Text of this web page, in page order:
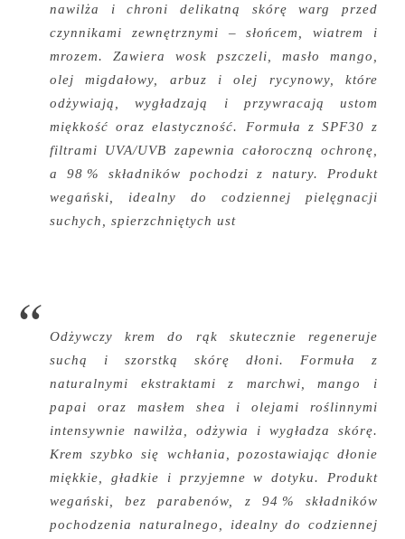
nawilża i chroni delikatną skórę warg przed
czynnikami zewnętrznymi – słońcem, wiatrem i
mrozem. Zawiera wosk pszczeli, masło mango,
olej migdałowy, arbuz i olej rycynowy, które
odżywiają, wygładzają i przywracają ustom
miękkość oraz elastyczność. Formuła z SPF30 z
filtrami UVA/UVB zapewnia całoroczną ochronę,
a 98 % składników pochodzi z natury. Produkt
wegański, idealny do codziennej pielęgnacji
suchych, spierzchniętych ust
Odżywczy krem do rąk skutecznie regeneruje
suchą i szorstką skórę dłoni. Formuła z
naturalnymi ekstraktami z marchwi, mango i
papai oraz masłem shea i olejami roślinnymi
intensywnie nawilża, odżywia i wygładza skórę.
Krem szybko się wchłania, pozostawiając dłonie
miękkie, gładkie i przyjemne w dotyku. Produkt
wegański, bez parabenów, z 94 % składników
pochodzenia naturalnego, idealny do codziennej